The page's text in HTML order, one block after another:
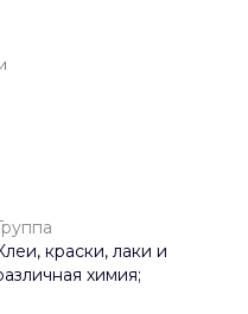
краски, лаки и
химия;